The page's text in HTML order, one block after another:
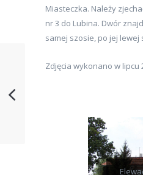
Miasteczka. Należy
nr 3 do Lubina. Dwór
samej szosie, po jej lewej
Zdjęcia wykonano w lipcu